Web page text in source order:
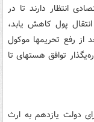
انتظار دارند تا در
پول کاهش یابد،
از رفع تحریم­ها موکول
توافق هسته­ای تا
دولت یازدهم به ارث